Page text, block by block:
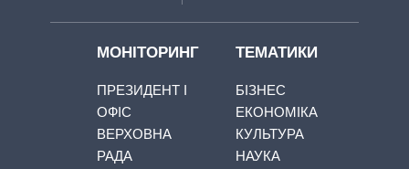
МОНІТОРИНГ
ПРЕЗИДЕНТ І
ОФІС
ВЕРХОВНА
РАДА
ТЕМАТИКИ
БІЗНЕС
ЕКОНОМІКА
КУЛЬТУРА
НАУКА